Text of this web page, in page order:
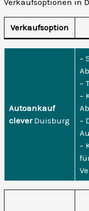
Verkaufsoptionen in
Verkaufsoption
Autoankauf
cleverDuisburg
–
–
–
–
–